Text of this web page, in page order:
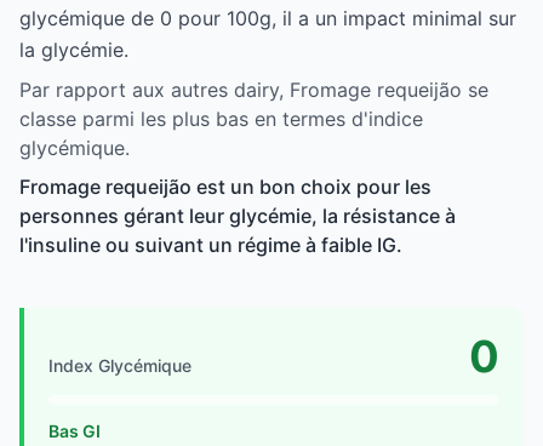
glycémique de 0 pour 100g, il a un impact minimal sur
la glycémie.
Par rapport aux autres dairy, Fromage requeijão se
classe parmi les plus bas en termes d'indice
glycémique.
Fromage requeijão est un bon choix pour les
personnes gérant leur glycémie, la résistance à
l'insuline ou suivant un régime à faible IG.
Index Glycémique 0
Bas GI